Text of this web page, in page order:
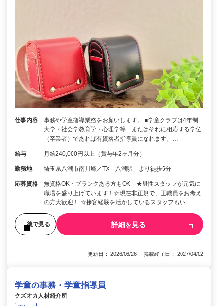
仕事内容
事務や学童指導業務をお願いします。 ■学童クラブは4年制
大学・社会学教育学・心理学等、またはそれに相応する学位
（卒業者）であれば有資格者指導員になれます。…
給与 月給240,000円以上（賞与年2ヶ月分）
勤務地 埼玉県八潮市南川崎／TX「八潮駅」より徒歩5分
応募資格
無資格OK・ブランクある方もOK ★男性スタッフが元気に
職場を盛り上げています！☆現在非正規で、正職員をお考え
の方大歓迎！ ☆接客経験を活かしているスタッフもい…
後で見る 詳細を見る
更新日： 2026/06/26 掲載終了日： 2027/04/02
学童の事務・学童指導員
クズオカ人材紹介所